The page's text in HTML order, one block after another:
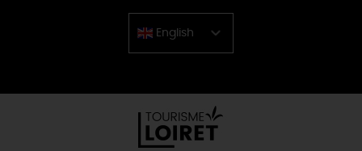
English
Chinese